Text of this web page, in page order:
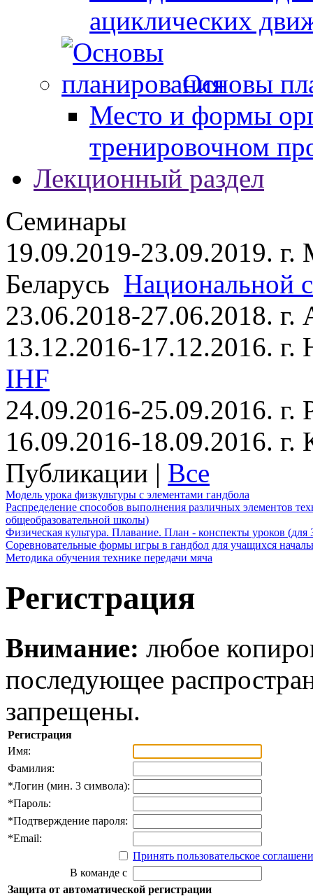
ациклических
Основы
Место и формы
тренировочном
Лекционный раздел
Семинары
19.09.2019-23.09.2019. г.
Беларусь Национальной
23.06.2018-27.06.2018.
13.12.2016-17.12.2016.
IHF
24.09.2016-25.09.2016. г.
16.09.2016-18.09.2016.
Публикации | Все
Модель урока физкультуры с элементами гандбола
Распределение способов выполнения различных элементов
общеобразовательной школы)
Физическая культура. Плавание. План - конспекты уроков (для
Соревновательные формы игры в гандбол для учащихся
Методика обучения технике передачи мяча
Регистрация
Внимание: любое
последующее
запрещены.
Регистрация
Имя:
Фамилия:
*Логин (мин. 3 символа):
*Пароль:
*Подтверждение пароля:
*Email:
Принять пользовательское
В команде с
Защита от автоматической регистрации